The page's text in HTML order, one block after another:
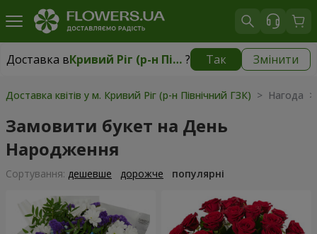
Доставка в Кривий Ріг (р-н Північний ГЗК) ? Так Змінити
Доставка вКривий Ріг (р-н Північний ГЗК) безкоштовно
Доставка квітів у м. Кривий Ріг (р-н Північний ГЗК) > Нагода
Замовити букет на День
Народження
Сортування: дешевше дорожче популярні